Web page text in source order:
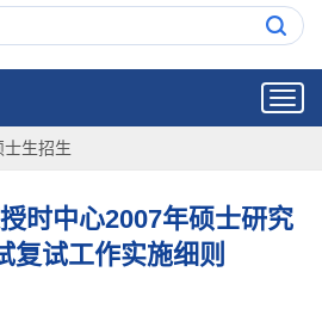
士生招生
时中心2007年硕士研究
复试工作实施细则